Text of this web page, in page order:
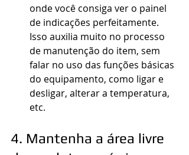
onde você consiga ver o painel
de indicações perfeitamente.
Isso auxilia muito no processo
de manutenção do item, sem
falar no uso das funções básicas
do equipamento, como ligar e
desligar, alterar a temperatura,
etc.
4. Mantenha a área livre